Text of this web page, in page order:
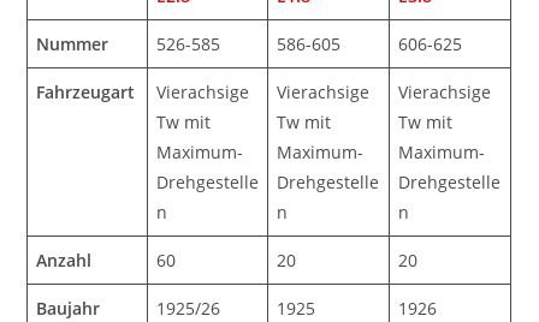
Nummer 526-585 586-605 606-625
Fahrzeugart
Vierachsige
Tw mit
Maximum-
Drehgestelle
n
Vierachsige
Tw mit
Maximum-
Drehgestelle
n
Vierachsige
Tw mit
Maximum-
Drehgestelle
n
Anzahl 60 20 20
Baujahr 1925/26 1925 1926